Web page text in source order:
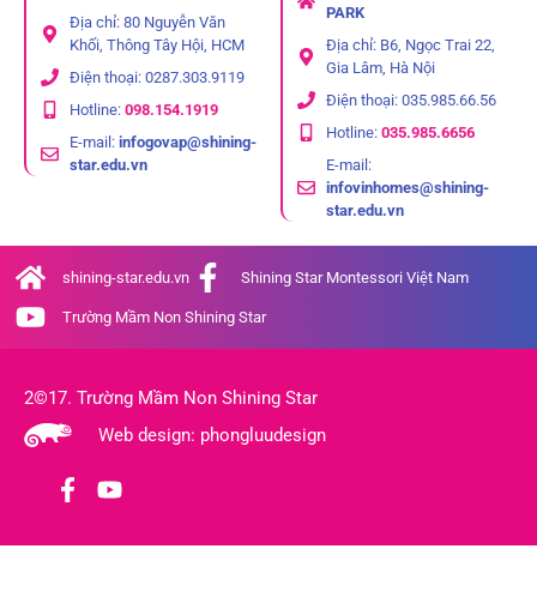
Địa chỉ: 80 Nguyễn Văn
Khối, Thông Tây Hội, HCM
Điện thoại: 0287.303.9119
Hotline: 098.154.1919
E-mail: infogovap@shining-
star.edu.vn
PARK
Địa chỉ: B6, Ngọc Trai 22,
Gia Lâm, Hà Nội
Điện thoại: 035.985.66.56
Hotline: 035.985.6656
E-mail:
infovinhomes@shining-
star.edu.vn
shining-star.edu.vn Shining Star Montessori Việt Nam
Trường Mầm Non Shining Star
2©17. Trường Mầm Non Shining Star
Web design: phongluudesign